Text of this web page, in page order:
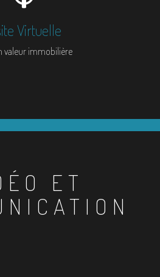
Virtuelle
valeur immobilière
ET